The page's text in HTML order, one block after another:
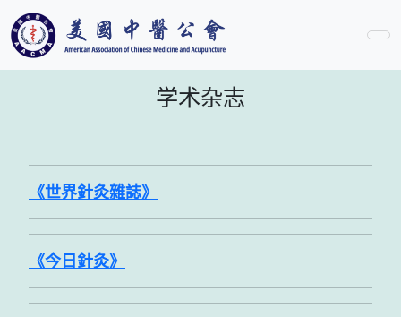
学术杂志
《世界針灸雜誌》
《今日針灸》